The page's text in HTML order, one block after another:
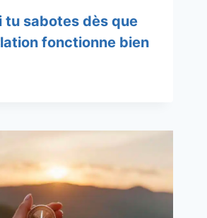
tu sabotes dès que
fonctionne bien